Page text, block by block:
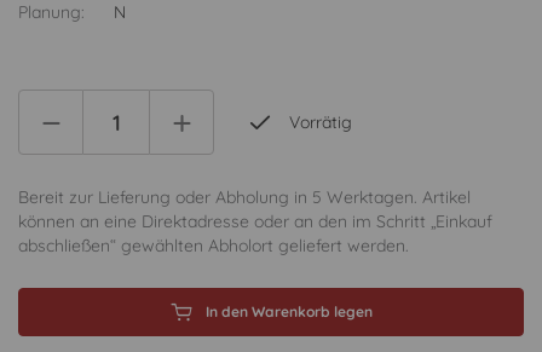
Planung:
N
Vorrätig
Bereit zur Lieferung oder Abholung in 5 Werktagen. Artikel
können an eine Direktadresse oder an den im Schritt „Einkauf
abschließen“ gewählten Abholort geliefert werden.
In den Warenkorb legen